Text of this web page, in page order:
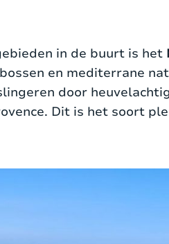
in de buurt is het
en mediterrane
door
Dit is het soort